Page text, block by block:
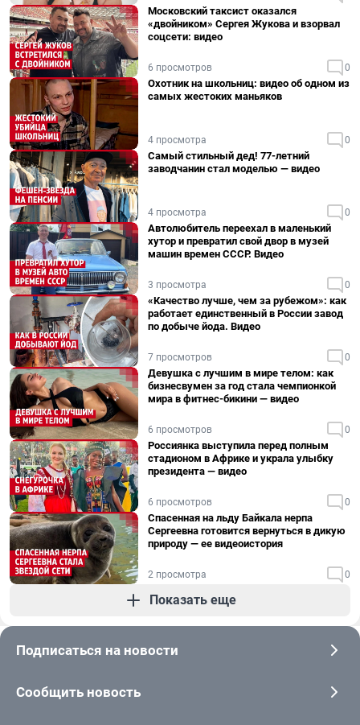
Московский таксист оказался
«двойником» Сергея Жукова и взорвал
соцсети: видео
6 просмотров 0
Охотник на школьниц: видео об одном из
самых жестоких маньяков
4 просмотра 0
Самый стильный дед! 77-летний
заводчанин стал моделью — видео
4 просмотра 0
Автолюбитель переехал в маленький
хутор и превратил свой двор в музей
машин времен СССР. Видео
3 просмотра 0
«Качество лучше, чем за рубежом»: как
работает единственный в России завод
по добыче йода. Видео
7 просмотров 0
Девушка с лучшим в мире телом: как
бизнесвумен за год стала чемпионкой
мира в фитнес-бикини — видео
6 просмотров 0
Россиянка выступила перед полным
стадионом в Африке и украла улыбку
президента — видео
6 просмотров 0
Спасенная на льду Байкала нерпа
Сергеевна готовится вернуться в дикую
природу — ее видеоистория
2 просмотра 0
Показать еще
Подписаться на новости
Сообщить новость